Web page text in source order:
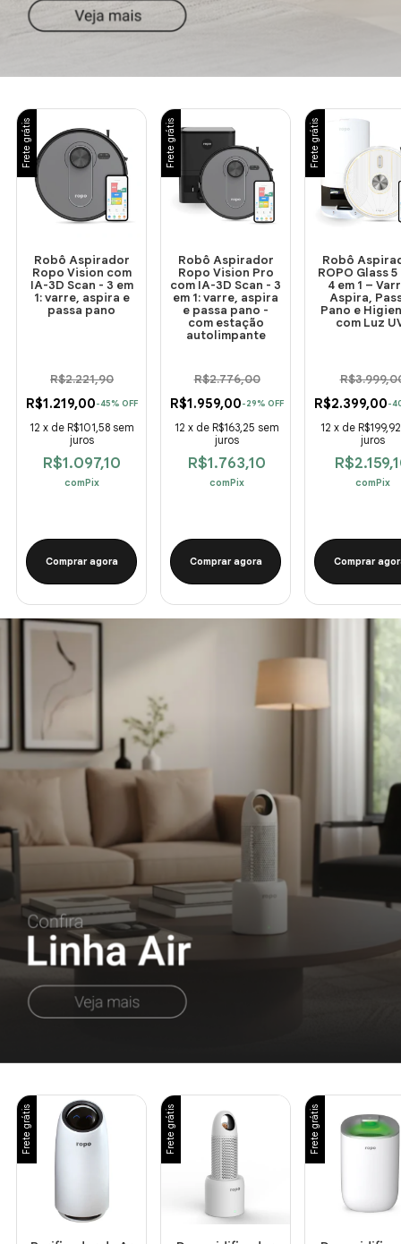
Frete grátis
Robô Aspirador
Ropo Vision com
IA-3D Scan - 3 em
1: varre, aspira e
passa pano
R$1.219,00-45% OFF
R$2.221,90
R$1.097,10
comPix
12 x de R$101,58 sem
juros
Comprar agora
Frete grátis
Robô Aspirador
Ropo Vision Pro
com IA-3D Scan - 3
em 1: varre, aspira
e passa pano -
com estação
autolimpante
R$1.959,00-29% OFF
R$2.776,00
R$1.763,10
comPix
12 x de R$163,25 sem
juros
Comprar agora
Frete grátis
Robô
ROPO Glass
4 em 1 –
Aspira,
Pano e
com Luz
R$2.399,00-
comPix
12 x de R$199,92
juros
Comprar
Frete grátis Frete grátis Frete grátis